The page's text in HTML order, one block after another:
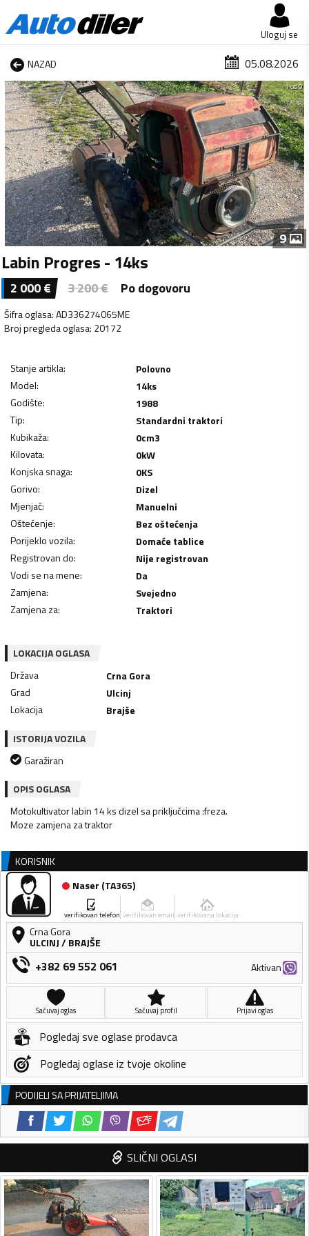
Uloguj se
NAZAD 05.08.2026
1 od 9
9
Labin Progres - 14ks
2 000€ 3 200€ Po dogovoru
Šifra oglasa:AD336274065ME
Broj pregleda oglasa: 20172
Stanje artikla:
Polovno
Model:
14ks
Godište:
1988
Tip:
Standardni traktori
Kubikaža: 0cm3
Kilovata: 0kW
Konjska snaga: 0KS
Gorivo:
Dizel
Mjenjač:
Manuelni
Oštećenje:
Bez oštećenja
Porijeklo vozila:
Domaće tablice
Registrovan do:
Nije registrovan
Vodi se na mene:
Da
Zamjena:
Svejedno
Zamjena za: Traktori
LOKACIJA OGLASA
Država
Crna Gora
Grad
Ulcinj
Lokacija
Brajše
ISTORIJA VOZILA
Garažiran
OPIS OGLASA
Motokultivator labin 14 ks dizel sa priključcima :freza.
Moze zamjena za traktor
KORISNIK
Naser (TA365)
verifikovan telefon verifikovan email verifikovana lokacija
Crna Gora
ULCINJ/ BRAJŠE
+382 69 552 061 Aktivan
Sačuvaj oglas Sačuvaj profil Prijavi oglas
Pogledaj sve oglase prodavca
Pogledaj oglase iz tvoje okoline
PODIJELI SA PRIJATELJIMA
SLIČNI OGLASI